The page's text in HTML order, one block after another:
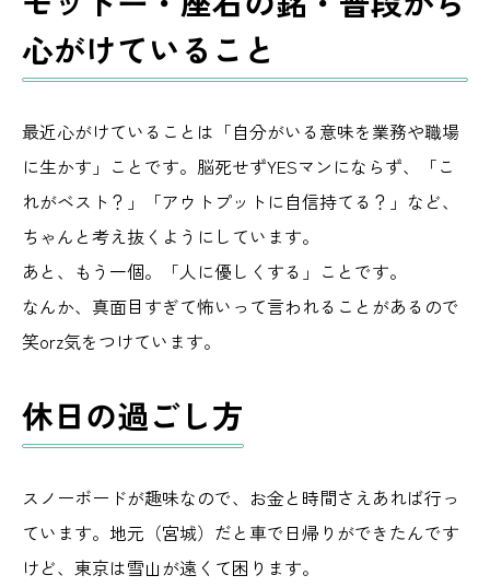
心がけていること
最近心がけていることは「自分がいる意味を業務や職場
に生かす」ことです。脳死せずYESマンにならず、「こ
れがベスト？」「アウトプットに自信持てる？」など、
ちゃんと考え抜くようにしています。
あと、もう一個。「人に優しくする」ことです。
なんか、真面目すぎて怖いって言われることがあるので
笑orz気をつけています。
休日の過ごし方
スノーボードが趣味なので、お金と時間さえあれば行っ
ています。地元（宮城）だと車で日帰りができたんです
けど、東京は雪山が遠くて困ります。